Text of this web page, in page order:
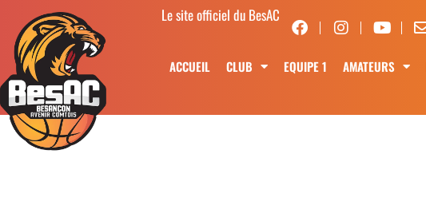
Le site officiel du BesAC
ACCUEIL CLUB EQUIPE 1 AMATEURS